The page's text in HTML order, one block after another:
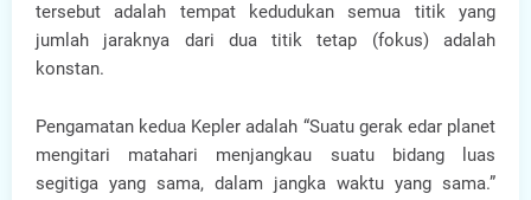
tersebut adalah tempat kedudukan semua titik yang
jumlah jaraknya dari dua titik tetap (fokus) adalah
konstan.
Pengamatan kedua Kepler adalah “Suatu gerak edar planet
mengitari matahari menjangkau suatu bidang luas
segitiga yang sama, dalam jangka waktu yang sama.”